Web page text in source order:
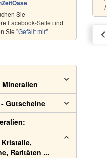
Sie
Facebook-Seite und
Sie "Gefällt mir"
Gutscheine
Raritäten ...